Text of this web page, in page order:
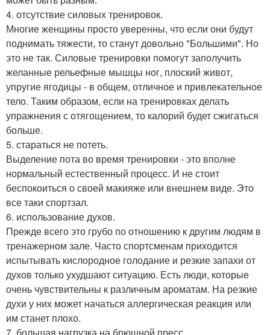
4. отсутствие силовых тренировок.
Многие женщины просто уверенны, что если они будут
поднимать тяжести, то станут довольно "Большими". Но
это не так. Силовые тренировки помогут заполучить
желанные рельефные мышцы ног, плоский живот,
упругие ягодицы - в общем, отличное и привлекательное
тело. Таким образом, если на тренировках делать
упражнения с отягощением, то калорий будет сжигаться
больше.
5. стараться не потеть.
Выделение пота во время тренировки - это вполне
нормальный естественный процесс. И не стоит
беспокоиться о своей макияже или внешнем виде. Это
все таки спортзал.
6. использование духов.
Прежде всего это грубо по отношению к другим людям в
тренажерном зале. Часто спортсменам приходится
испытывать кислородное голодание и резкие запахи от
духов только ухудшают ситуацию. Есть люди, которые
очень чувствительны к различным ароматам. На резкие
духи у них может начаться аллергическая реакция или
им станет плохо.
7. большая нагрузка на брюшной пресс.